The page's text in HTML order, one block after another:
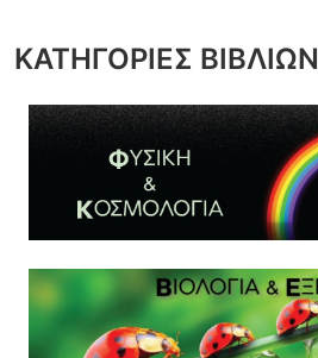
ΚΑΤΗΓΟΡΙΕΣ ΒΙΒΛΙΩΝ